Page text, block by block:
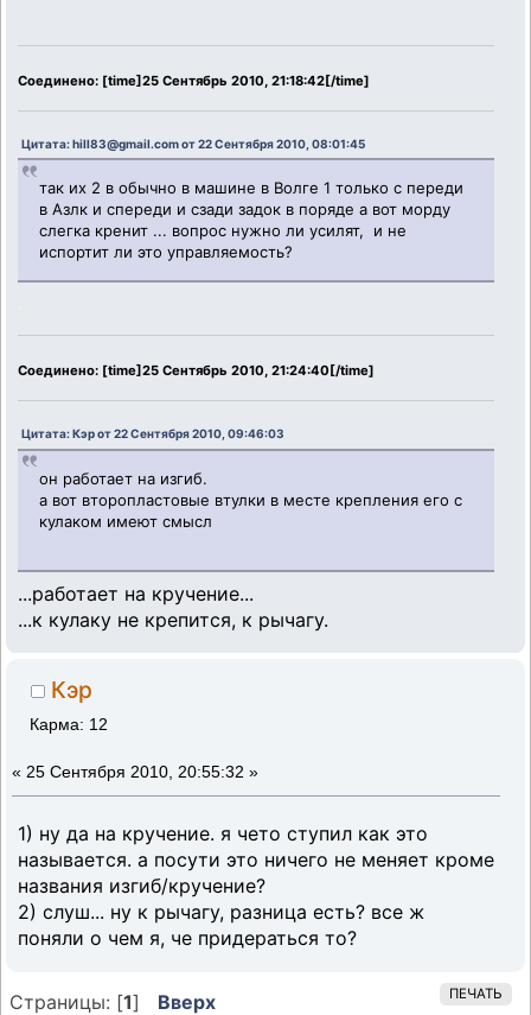
Соединено: [time]25 Сентябрь 2010, 21:18:42[/time]
Цитата: hill83@gmail.com от 22 Сентября 2010, 08:01:45
так их 2 в обычно в машине в Волге 1 только с переди
в Азлк и спереди и сзади задок в поряде а вот морду
слегка кренит ... вопрос нужно ли усилят, и не
испортит ли это управляемость?
Соединено: [time]25 Сентябрь 2010, 21:24:40[/time]
Цитата: Кэр от 22 Сентября 2010, 09:46:03
он работает на изгиб.
а вот второпластовые втулки в месте крепления его с
кулаком имеют смысл
...работает на кручение...
...к кулаку не крепится, к рычагу.
Кэр
Карма: 12
« 25 Сентября 2010, 20:55:32 »
1) ну да на кручение. я чето ступил как это
называется. а посути это ничего не меняет кроме
названия изгиб/кручение?
2) слуш... ну к рычагу, разница есть? все ж
поняли о чем я, че придераться то?
ПЕЧАТЬ
Страницы: [1] Вверх